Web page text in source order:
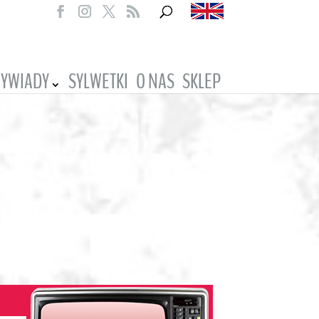
SYLWETKI O NAS SKLEP